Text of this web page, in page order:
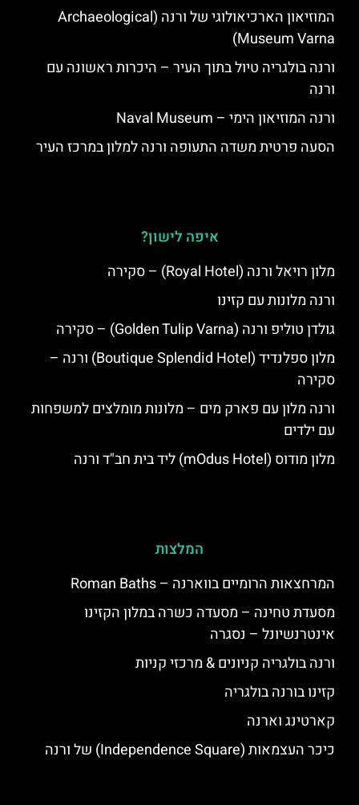
המוזיאון הארכיאולוגי של ורנה (Archaeological
Museum Varna)
ורנה בולגריה טיול בתוך העיר – היכרות ראשונה עם
ורנה
ורנה המוזיאון הימי – Naval Museum
הסעה פרטית משדה התעופה ורנה למלון במרכז העיר
איפה לישון?
מלון רויאל ורנה (Royal Hotel) – סקירה
ורנה מלונות עם קזינו
גולדן טוליפ ורנה (Golden Tulip Varna) – סקירה
מלון ספלנדיד (Boutique Splendid Hotel) ורנה –
סקירה
ורנה מלון עם פארק מים – מלונות מומלצים למשפחות
עם ילדים
מלון מודוס (mOdus Hotel) ליד בית חב"ד ורנה
המלצות
המרחצאות הרומיים בווארנה – Roman Baths
מסעדת טחינה – מסעדה כשרה במלון הקזינו
אינטרנשיונל – נסגרה
ורנה בולגריה קניונים & מרכזי קניות
קזינו בורנה בולגריה
קארטינג וארנה
כיכר העצמאות (Independence Square) של ורנה